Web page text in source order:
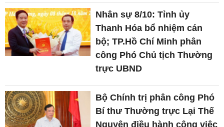
Nhân sự 8/10: Tỉnh ủy
Thanh Hóa bổ nhiệm cán
bộ; TP.Hồ Chí Minh phân
công Phó Chủ tịch Thường
trực UBND
Bộ Chính trị phân công Phó
Bí thư Thường trực Lại Thế
Nguyên điều hành công việc